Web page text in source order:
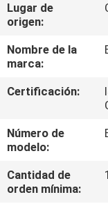
VIAJE
DE
LA
FÁBRICA
CONTROL
DE
CALIDAD
Lugar de
origen:
Nombre de la
marca:
Certificación:
Número de
modelo:
Cantidad de
orden mínima: